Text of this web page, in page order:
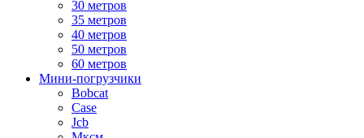
30 метров
35 метров
40 метров
50 метров
60 метров
Мини-погрузчики
Bobcat
Case
Jcb